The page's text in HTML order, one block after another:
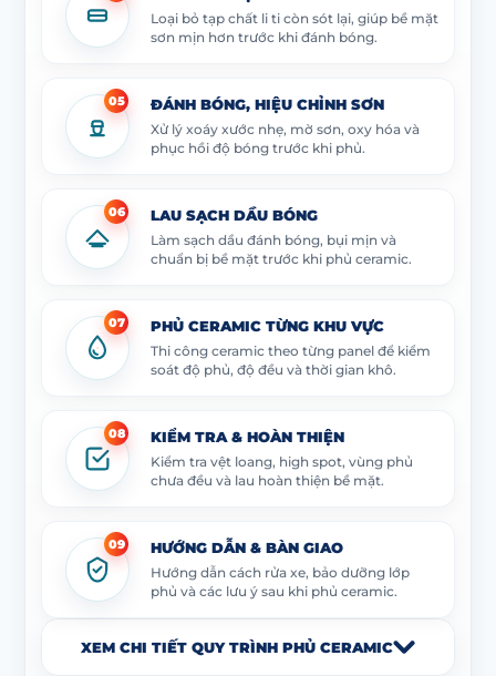
Loại bỏ tạp chất li ti còn sót lại, giúp bề mặt
sơn mịn hơn trước khi đánh bóng.
05 ĐÁNH BÓNG, HIỆU CHỈNH SƠN
Xử lý xoáy xước nhẹ, mờ sơn, oxy hóa và
phục hồi độ bóng trước khi phủ.
06 LAU SẠCH DẦU BÓNG
Làm sạch dầu đánh bóng, bụi mịn và
chuẩn bị bề mặt trước khi phủ ceramic.
07 PHỦ CERAMIC TỪNG KHU VỰC
Thi công ceramic theo từng panel để kiểm
soát độ phủ, độ đều và thời gian khô.
08 KIỂM TRA & HOÀN THIỆN
Kiểm tra vệt loang, high spot, vùng phủ
chưa đều và lau hoàn thiện bề mặt.
09 HƯỚNG DẪN & BÀN GIAO
Hướng dẫn cách rửa xe, bảo dưỡng lớp
phủ và các lưu ý sau khi phủ ceramic.
XEM CHI TIẾT QUY TRÌNH PHỦ CERAMIC